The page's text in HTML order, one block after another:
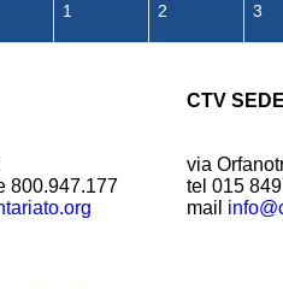
1 2 3
800.947.177
CTV
via
tel 015
mail